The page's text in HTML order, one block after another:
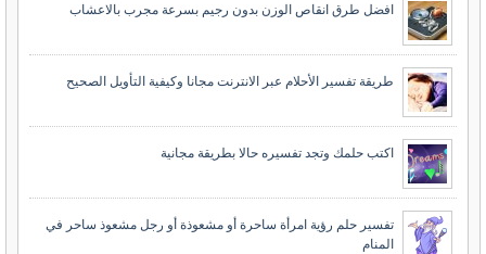
افضل طرق انقاص الوزن بدون رجيم بسرعة مجرب بالاعشاب
طريقة تفسير الأحلام عبر الانترنت مجانا وكيفية التأويل الصحيح
اكتب حلمك وتجد تفسيره حالا بطريقة مجانية
تفسير حلم رؤية امرأة ساحرة أو مشعوذة أو رجل مشعوذ ساحر في
المنام